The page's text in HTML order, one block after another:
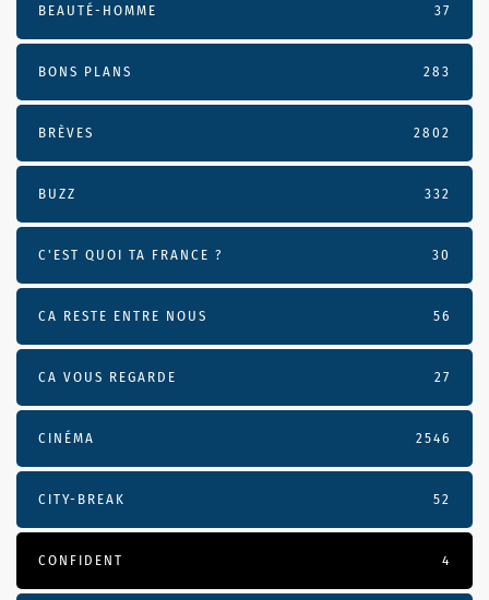
BEAUTÉ-HOMME 37
BONS PLANS 283
BRÈVES 2802
BUZZ 332
C'EST QUOI TA FRANCE ? 30
CA RESTE ENTRE NOUS 56
CA VOUS REGARDE 27
CINÉMA 2546
CITY-BREAK 52
CONFIDENT 4